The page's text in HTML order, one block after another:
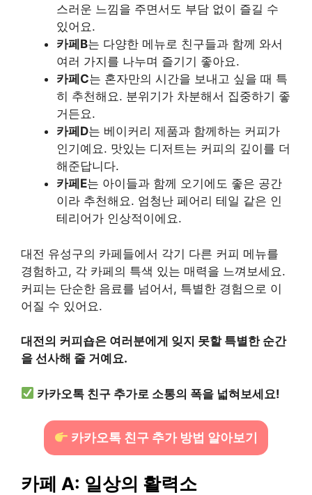
스러운 느낌을 주면서도 부담 없이 즐길 수
있어요.
카페B는 다양한 메뉴로 친구들과 함께 와서
여러 가지를 나누며 즐기기 좋아요.
카페C는 혼자만의 시간을 보내고 싶을 때 특
히 추천해요. 분위기가 차분해서 집중하기 좋
거든요.
카페D는 베이커리 제품과 함께하는 커피가
인기예요. 맛있는 디저트는 커피의 깊이를 더
해준답니다.
카페E는 아이들과 함께 오기에도 좋은 공간
이라 추천해요. 엄청난 페어리 테일 같은 인
테리어가 인상적이에요.
대전 유성구의 카페들에서 각기 다른 커피 메뉴를
경험하고, 각 카페의 특색 있는 매력을 느껴보세요.
커피는 단순한 음료를 넘어서, 특별한 경험으로 이
어질 수 있어요.
대전의 커피숍은 여러분에게 잊지 못할 특별한 순간
을 선사해 줄 거예요.
카카오톡 친구 추가로 소통의 폭을 넓혀보세요!
카카오톡 친구 추가 방법 알아보기
카페 A: 일상의 활력소